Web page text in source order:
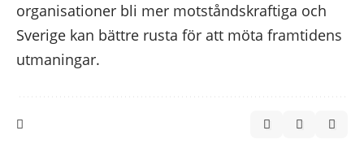
organisationer bli mer motståndskraftiga och
Sverige kan bättre rusta för att möta framtidens
utmaningar.